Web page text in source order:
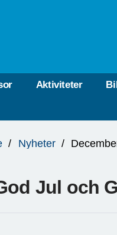
Aktiviteter
Nyheter
Jul och